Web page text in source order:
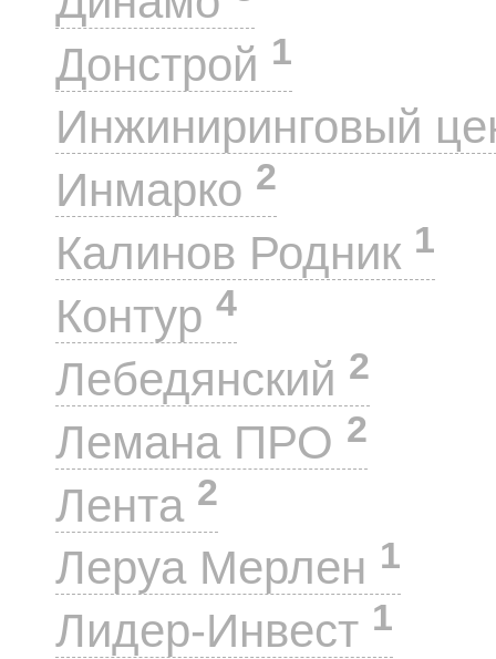
Донстрой 1
Инжиниринговый
Инмарко 2
Калинов Родник 1
Контур 4
Лебедянский 2
Лемана ПРО 2
Лента 2
Леруа Мерлен 1
Лидер-Инвест 1